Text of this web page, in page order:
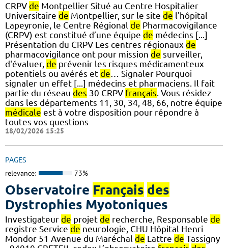
CRPV de Montpellier Situé au Centre Hospitalier
Universitaire de Montpellier, sur le site de l'hôpital
Lapeyronie, le Centre Régional de Pharmacovigilance
(CRPV) est constitué d’une équipe de médecins [...]
Présentation du CRPV Les centres régionaux de
pharmacovigilance ont pour mission de surveiller,
d'évaluer, de prévenir les risques médicamenteux
potentiels ou avérés et de… Signaler Pourquoi
signaler un effet [...] médecins et pharmaciens. Il fait
partie du réseau des 30 CRPV français. Vous résidez
dans les départements 11, 30, 34, 48, 66, notre équipe
médicale est à votre disposition pour répondre à
toutes vos questions
18/02/2026 15:25
PAGES
relevance: 73%
Observatoire Français des
Dystrophies Myotoniques
Investigateur de projet de recherche, Responsable de
registre Service de neurologie, CHU Hôpital Henri
Mondor 51 Avenue du Maréchal de Lattre de Tassigny